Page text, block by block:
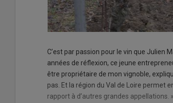
C’est par passion pour le vin que Julien
années de réflexion, ce jeune
être propriétaire de mon vignoble,
pas. Et la région du Val de Loire permet
rapport à d’autres grandes